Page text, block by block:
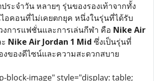
ระจำวัน หลายๆ รุ่นของรองเท้าจากทั้ง
อคอนที่ไม่เคยตกยุค หนึ่งในรุ่นที่ได้รับ
การแฟชั่นและการเล่นกีฬา คือ Nike Air
Nike Air Jordan 1 Mid ซึ่งเป็นรุ่นที่
งของดีไซน์และความสะดวกสบาย
block-image" style="display: table;